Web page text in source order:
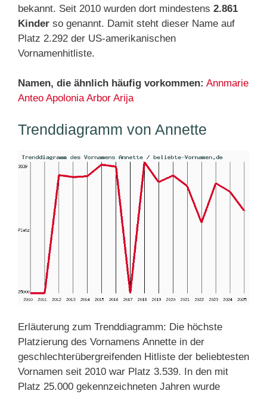
bekannt. Seit 2010 wurden dort mindestens 2.861
Kinder so genannt. Damit steht dieser Name auf
Platz 2.292 der US-amerikanischen
Vornamenhitliste.
Namen, die ähnlich häufig vorkommen: Annmarie
Anteo Apolonia Arbor Arija
Trenddiagramm von Annette
Erläuterung zum Trenddiagramm: Die höchste
Platzierung des Vornamens Annette in der
geschlechterübergreifenden Hitliste der beliebtesten
Vornamen seit 2010 war Platz 3.539. In den mit
Platz 25.000 gekennzeichneten Jahren wurde